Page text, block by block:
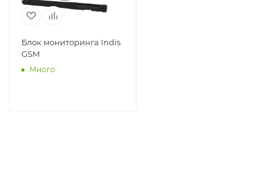
Блок мониторинга Indis
GSM
Много